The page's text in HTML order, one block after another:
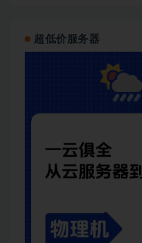
超低价服务器